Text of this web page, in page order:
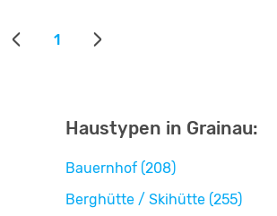
1
Haustypen in Grainau:
Bauernhof (208)
Berghütte / Skihütte (255)